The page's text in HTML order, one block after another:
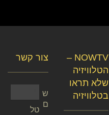
צור קשר
ש
ם
טל
NOWTV –
הטלוויזיה
שלא תראו
בטלוויזיה